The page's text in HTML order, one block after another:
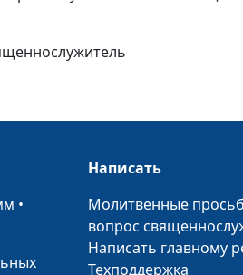
•
Написать
Молитвенные
вопрос
Написать главному
Техподдержка